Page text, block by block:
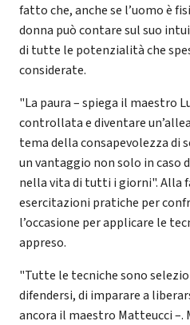
fatto che, anche se l’uomo è
donna può contare sul suo
di tutte le potenzialità che
considerate.
"La paura – spiega il maestro
controllata e diventare
tema della consapevolezza di
un vantaggio non solo in caso
nella vita di tutti i giorni". Alla
esercitazioni pratiche per
l’occasione per applicare le
appreso.
"Tutte le tecniche sono
difendersi, di imparare a
ancora il maestro Matteucci